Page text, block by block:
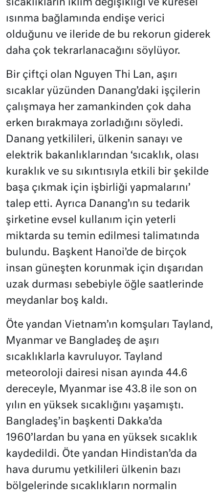
sıcaklıkların iklim değişikliği ve küresel
ısınma bağlamında endişe verici
olduğunu ve ileride de bu rekorun giderek
daha çok tekrarlanacağını söylüyor.
Bir çiftçi olan Nguyen Thi Lan, aşırı
sıcaklar yüzünden Danang’daki işçilerin
çalışmaya her zamankinden çok daha
erken bırakmaya zorladığını söyledi.
Danang yetkilileri, ülkenin sanayı ve
elektrik bakanlıklarından ‘sıcaklık, olası
kuraklık ve su sıkıntısıyla etkili bir şekilde
başa çıkmak için işbirliği yapmalarını’
talep etti. Ayrıca Danang’ın su tedarik
şirketine evsel kullanım için yeterli
miktarda su temin edilmesi talimatında
bulundu. Başkent Hanoi’de de birçok
insan güneşten korunmak için dışarıdan
uzak durması sebebiyle öğle saatlerinde
meydanlar boş kaldı.
Öte yandan Vietnam’ın komşuları Tayland,
Myanmar ve Bangladeş de aşırı
sıcaklıklarla kavruluyor. Tayland
meteoroloji dairesi nisan ayında 44.6
dereceyle, Myanmar ise 43.8 ile son on
yılın en yüksek sıcaklığını yaşamıştı.
Bangladeş’in başkenti Dakka’da
1960’lardan bu yana en yüksek sıcaklık
kaydedildi. Öte yandan Hindistan’da da
hava durumu yetkilileri ülkenin bazı
bölgelerinde sıcaklıkların normalin